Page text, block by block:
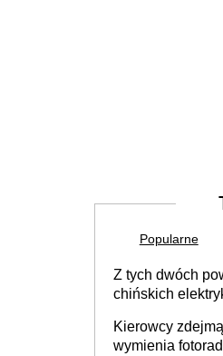
Popularne
Z tych dwóch
chińskich
Kierowcy
wymienia